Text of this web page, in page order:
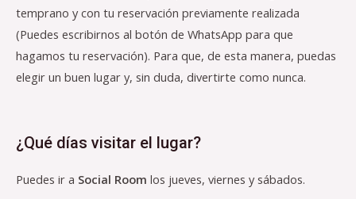
temprano y con tu reservación previamente realizada
(Puedes escribirnos al botón de WhatsApp para que
hagamos tu reservación). Para que, de esta manera, puedas
elegir un buen lugar y, sin duda, divertirte como nunca.
¿Qué días visitar el lugar?
Puedes ir a Social Room los jueves, viernes y sábados.